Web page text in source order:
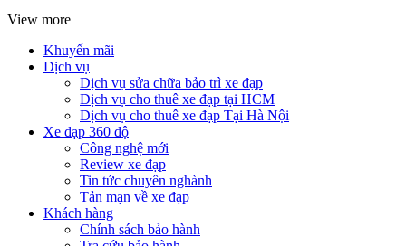
View more
Khuyến mãi
Dịch vụ
Dịch vụ sửa chữa bảo trì xe đạp
Dịch vụ cho thuê xe đạp tại HCM
Dịch vụ cho thuê xe đạp Tại Hà Nội
Xe đạp 360 độ
Công nghệ mới
Review xe đạp
Tin tức chuyên nghành
Tản mạn về xe đạp
Khách hàng
Chính sách bảo hành